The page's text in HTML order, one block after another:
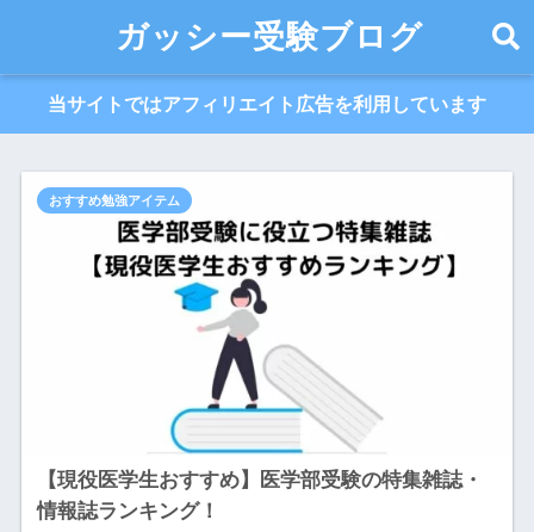
ガッシー受験ブログ
当サイトではアフィリエイト広告を利用しています
【現役医学生おすすめ】医学部受験の特集雑誌・
情報誌ランキング！
おすすめ勉強アイテム